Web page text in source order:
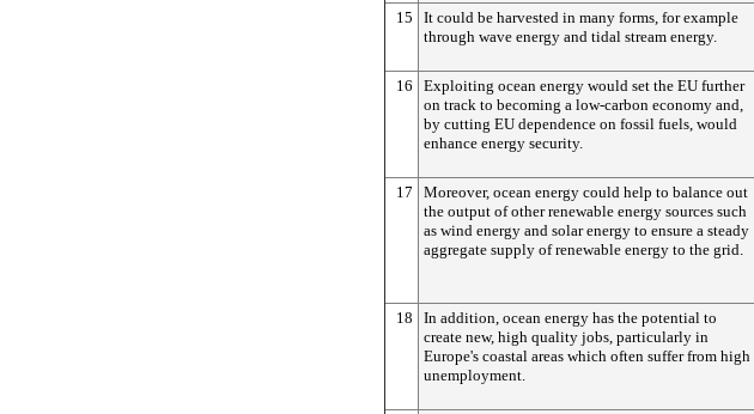
15
It could be harvested in many forms, for example
through wave energy and tidal stream energy.
16
Exploiting ocean energy would set the EU further
on track to becoming a low-carbon economy and,
by cutting EU dependence on fossil fuels, would
enhance energy security.
17
Moreover, ocean energy could help to balance out
the output of other renewable energy sources such
as wind energy and solar energy to ensure a steady
aggregate supply of renewable energy to the grid.
18
In addition, ocean energy has the potential to
create new, high quality jobs, particularly in
Europe's coastal areas which often suffer from high
unemployment.